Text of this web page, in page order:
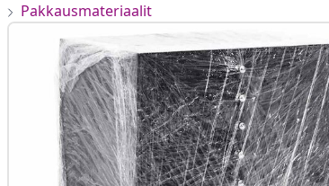
Pakkausmateriaalit